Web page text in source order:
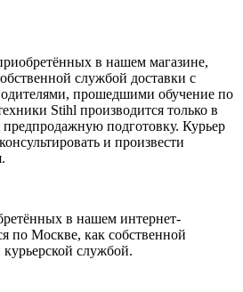
в нашем магазине,
службой доставки с
прошедшими обучение по
Stihl производится только в
подготовку. Курьер
и произвести
в нашем интернет-
по Москве, как собственной
службой.